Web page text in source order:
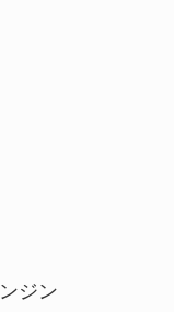
ジン